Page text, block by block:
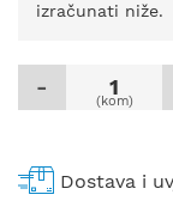
izračunati niže.
-
(kom)
Dostava i